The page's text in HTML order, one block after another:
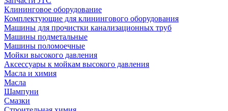
Клининговое оборудование
Комплектующие для клинингового оборудования
Машины для прочистки канализационных труб
Машины подметальные
Машины поломоечные
Мойки высокого давления
Аксессуары к мойкам высокого давления
Масла и химия
Масла
Шампуни
Смазки